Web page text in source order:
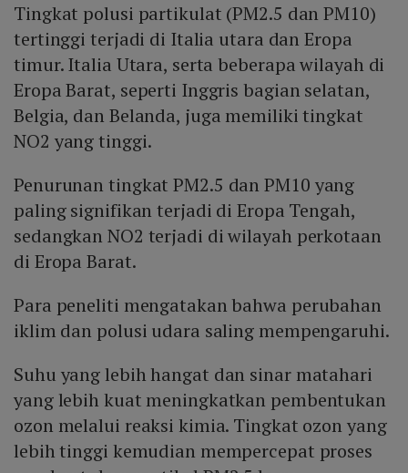
Tingkat polusi partikulat (PM2.5 dan PM10)
tertinggi terjadi di Italia utara dan Eropa
timur. Italia Utara, serta beberapa wilayah di
Eropa Barat, seperti Inggris bagian selatan,
Belgia, dan Belanda, juga memiliki tingkat
NO2 yang tinggi.
Penurunan tingkat PM2.5 dan PM10 yang
paling signifikan terjadi di Eropa Tengah,
sedangkan NO2 terjadi di wilayah perkotaan
di Eropa Barat.
Para peneliti mengatakan bahwa perubahan
iklim dan polusi udara saling mempengaruhi.
Suhu yang lebih hangat dan sinar matahari
yang lebih kuat meningkatkan pembentukan
ozon melalui reaksi kimia. Tingkat ozon yang
lebih tinggi kemudian mempercepat proses